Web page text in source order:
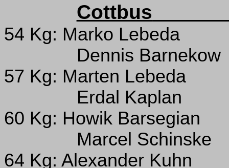
Cottbus
54 Kg: Marko Lebeda
Dennis Barnekow
57 Kg: Marten Lebeda
Erdal Kaplan
60 Kg: Howik Barsegian
Marcel Schinske
64 Kg: Alexander Kuhn